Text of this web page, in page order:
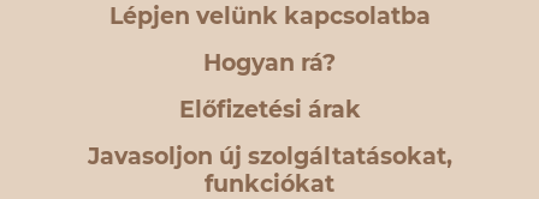
Lépjen velünk kapcsolatba
Hogyan rá?
Előfizetési árak
Javasoljon új szolgáltatásokat,
funkciókat